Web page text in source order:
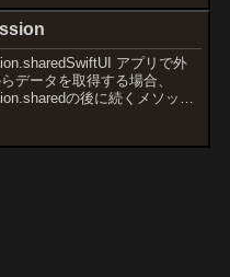
であまり当てにできない。入
別するタッチ...
アプリで外
データを取得する場合、
の後に続くメソッド
の方法が...